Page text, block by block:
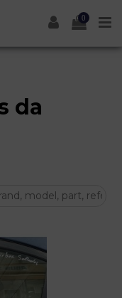
0
da
Selecionar 30